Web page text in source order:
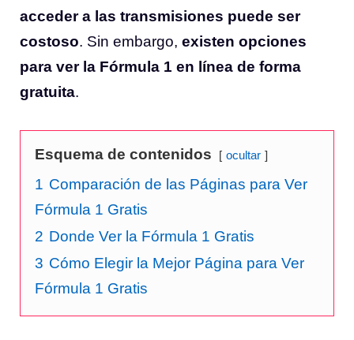
acceder a las transmisiones puede ser
costoso. Sin embargo, existen opciones
para ver la Fórmula 1 en línea de forma
gratuita.
Esquema de contenidos ocultar
1 Comparación de las Páginas para Ver
Fórmula 1 Gratis
2 Donde Ver la Fórmula 1 Gratis
3 Cómo Elegir la Mejor Página para Ver
Fórmula 1 Gratis